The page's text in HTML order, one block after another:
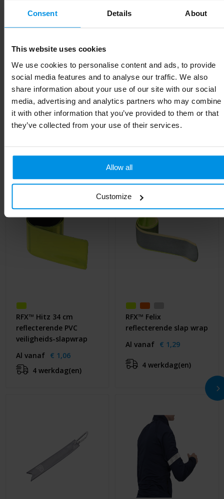
Consent Details About
This website uses cookies
We use cookies to personalise content and ads, to provide
social media features and to analyse our traffic. We also
share information about your use of our site with our social
media, advertising and analytics partners who may combine
it with other information that you’ve provided to them or that
they’ve collected from your use of their services.
Allow all
Customize
Materiaal TPU-kunststof
Breedte 6.7 cm
Lengte 7 cm
Gerelateerde producten
RFX™ Hitz 34 cm
reflecterende PVC
veiligheids-slapwrap
Al vanaf € 1,06
4 werkdag(en)
RFX™ Felix
reflecterende slap wrap
Al vanaf € 1,29
4 werkdag(en)